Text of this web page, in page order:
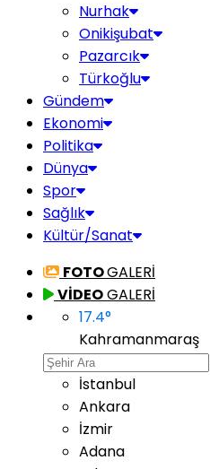
Nurhak
Onikişubat
Pazarcık
Türkoğlu
Gündem
Ekonomi
Politika
Dünya
Spor
Sağlık
Kültür/Sanat
FOTOGALERİ
VİDEOGALERİ
17.4°
Kahramanmaraş
İstanbul
Ankara
İzmir
Adana